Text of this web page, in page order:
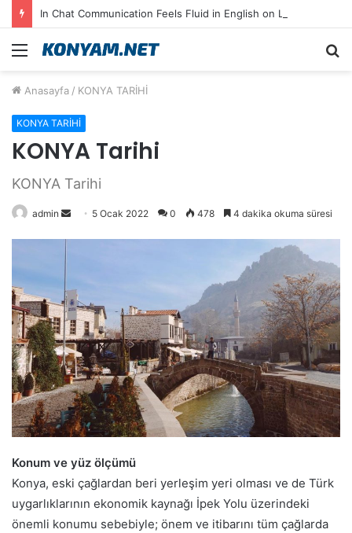
Menü
Anasayfa / KONYA TARİHİ
KONYA TARİHİ
KONYA Tarihi
KONYA Tarihi
admin
Bir
5 Ocak 2022 0 478 4 dakika okuma süresi
Konum ve yüz ölçümü
Konya, eski çağlardan beri yerleşim yeri olması ve de Türk
uygarlıklarının ekonomik kaynağı İpek Yolu üzerindeki
önemli konumu sebebiyle; önem ve itibarını tüm çağlarda